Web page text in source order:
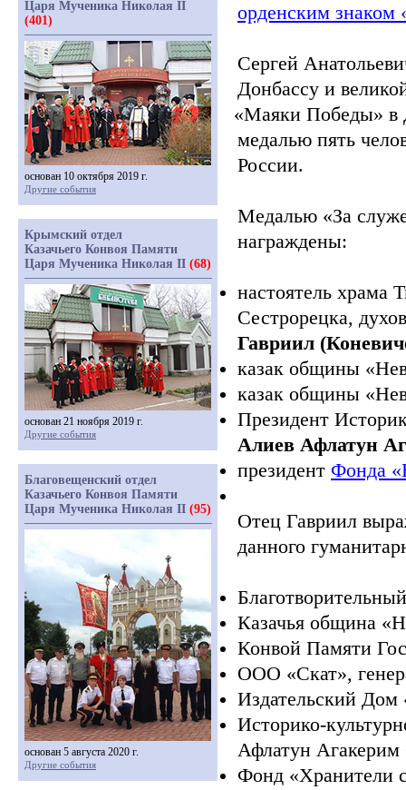
орденским знаком
Сергей
Донбассу и
«Маяки Победы» в
медалью пять
России.
Медалью «За
награждены:
настоятель храма
Сестрорецка,
Гавриил
казак общины
казак общины
Президент
Алиев Афлатун
президент Фонда
Отец Гавриил
данного
Казачья община
Конвой Памяти
ООО «Скат»,
Издательский Дом
Историко-
Афлатун
Фонд «Хранители
Царя Мученика Николая II
(401)
основан 10 октября 2019 г.
Другие события
Крымский отдел
Казачьего Конвоя Памяти
Царя Мученика Николая II (68)
основан 21 ноября 2019 г.
Другие события
Благовещенский отдел
Казачьего Конвоя Памяти
Царя Мученика Николая II (95)
основан 5 августа 2020 г.
Другие события